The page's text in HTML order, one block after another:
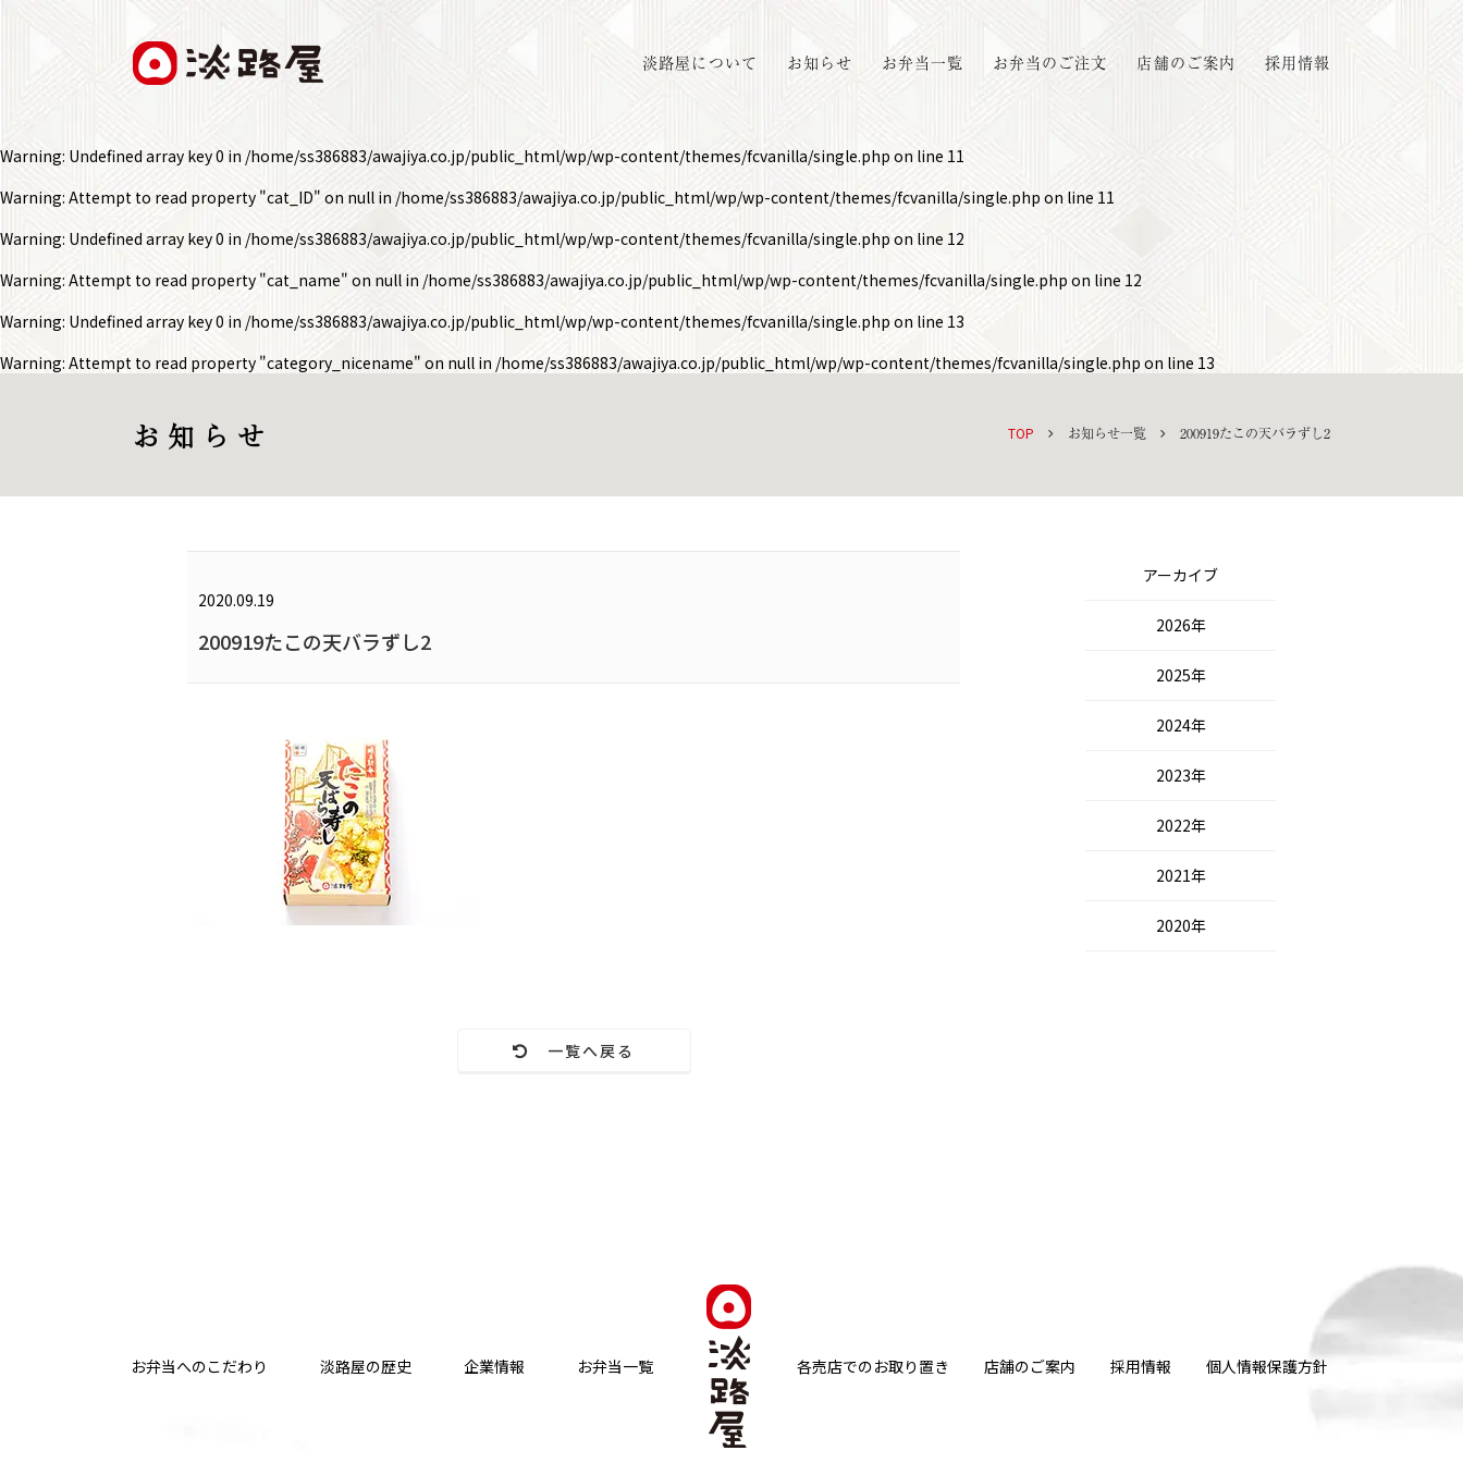
淡路屋について お知らせ お弁当一覧 お弁当のご注文 店舗のご案内 採用情報
Warning: Undefined array key 0 in /home/ss386883/awajiya.co.jp/public_html/wp/wp-content/themes/fcvanilla/single.php on line 11
Warning: Attempt to read property "cat_ID" on null in /home/ss386883/awajiya.co.jp/public_html/wp/wp-content/themes/fcvanilla/single.php on line 11
Warning: Undefined array key 0 in /home/ss386883/awajiya.co.jp/public_html/wp/wp-content/themes/fcvanilla/single.php on line 12
Warning: Attempt to read property "cat_name" on null in /home/ss386883/awajiya.co.jp/public_html/wp/wp-content/themes/fcvanilla/single.php on line 12
Warning: Undefined array key 0 in /home/ss386883/awajiya.co.jp/public_html/wp/wp-content/themes/fcvanilla/single.php on line 13
Warning: Attempt to read property "category_nicename" on null in /home/ss386883/awajiya.co.jp/public_html/wp/wp-content/themes/fcvanilla/single.php on line 13
お 知 ら せ TOP お知らせ一覧 200919たこの天バラずし2
2020.09.19
200919たこの天バラずし2
一覧へ戻る
アーカイブ
2026年
2025年
2024年
2023年
2022年
2021年
2020年
お弁当へのこだわり 淡路屋の歴史 企業情報 お弁当一覧 各売店でのお取り置き 店舗のご案内 採用情報 個人情報保護方針